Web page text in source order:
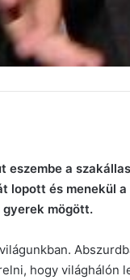
eszembe a
lopott és menekül
gyerek mögött.
hogy világhálón